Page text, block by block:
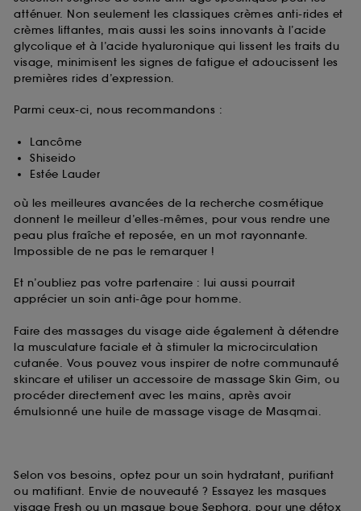
atténuer. Non seulement les classiques crèmes anti-rides et
crèmes liftantes, mais aussi les soins innovants à l’acide
glycolique et à l’acide hyaluronique qui lissent les traits du
visage, minimisent les signes de fatigue et adoucissent les
premières rides d’expression.
Parmi ceux-ci, nous recommandons :
Lancôme
Shiseido
Estée Lauder
où les meilleures avancées de la recherche cosmétique
donnent le meilleur d’elles-mêmes, pour vous rendre une
peau plus fraîche et reposée, en un mot rayonnante.
Impossible de ne pas le remarquer !
Et n’oubliez pas votre partenaire : lui aussi pourrait
apprécier un soin anti-âge pour homme.
Faire des massages du visage aide également à détendre
la musculature faciale et à stimuler la microcirculation
cutanée. Vous pouvez vous inspirer de notre communauté
skincare et utiliser un accessoire de massage Skin Gim, ou
procéder directement avec les mains, après avoir
émulsionné une huile de massage visage de Masqmai.
Selon vos besoins, optez pour un soin hydratant, purifiant
ou matifiant. Envie de nouveauté ? Essayez les masques
visage Fresh ou un masque boue Sephora, pour une détox